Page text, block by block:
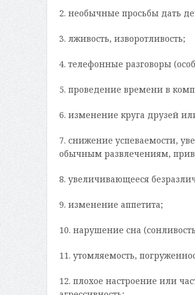
2. необычные просьбы дать
3. лживость, изворотливость;
4. телефонные разговоры
5. проведение времени в
6. изменение круга друзей
7. снижение успеваемости,
обычным развлечениям,
8. увеличивающееся
9. изменение аппетита;
10. нарушение сна
11. утомляемость,
12. плохое настроение или